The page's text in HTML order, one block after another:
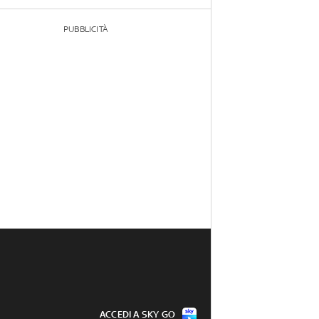
PUBBLICITÀ
ACCEDI A SKY GO